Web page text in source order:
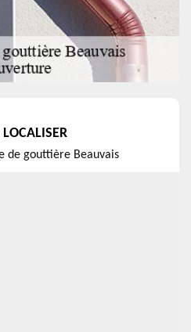
de gouttière Beauvais